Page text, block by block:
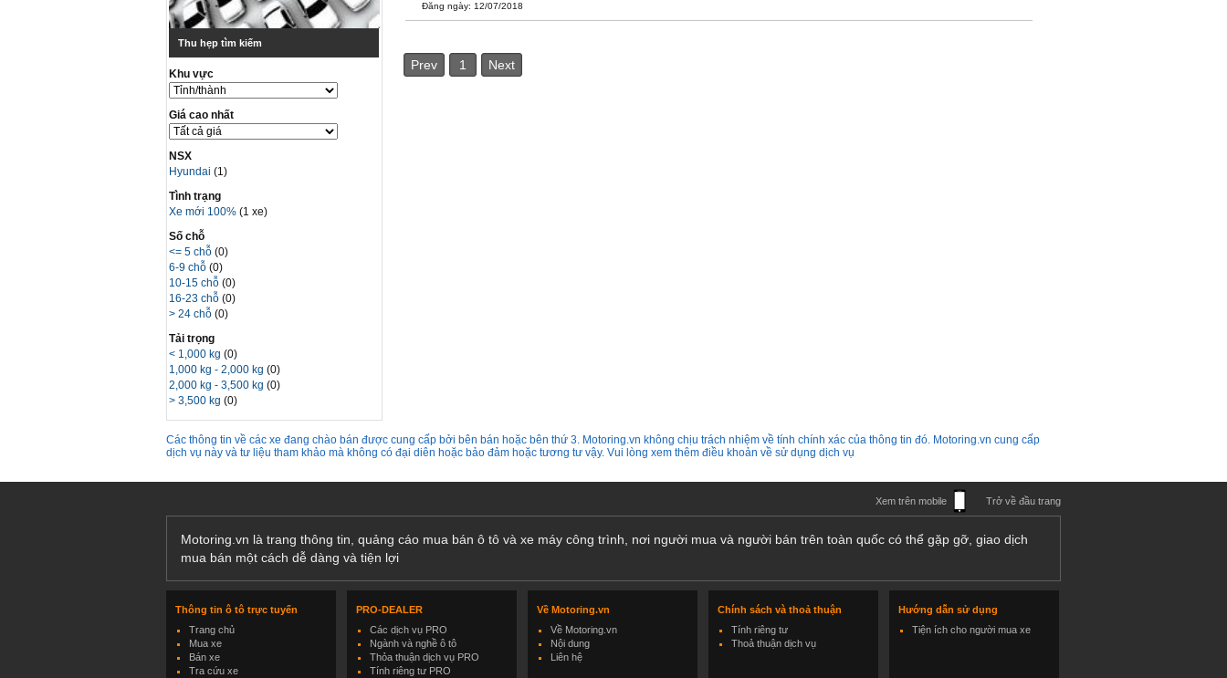
Thu hẹp tìm kiếm
Khu vực
Giá cao nhất
NSX
Hyundai(1)
Tình trạng
Xe mới 100% (1 xe)
Số chỗ
<= 5 chỗ(0)
6-9 chỗ(0)
10-15 chỗ(0)
16-23 chỗ(0)
> 24 chỗ(0)
Tải trọng
< 1,000 kg(0)
1,000 kg - 2,000 kg(0)
2,000 kg - 3,500 kg(0)
> 3,500 kg(0)
Đăng ngày: 12/07/2018
Prev 1 Next
Các thông tin về các xe đang chào bán được cung cấp bởi bên bán hoặc bên thứ 3. Motoring.vn không chịu trách nhiệm về tính chính xác của thông tin đó. Motoring.vn cung cấp
dịch vụ này và tư liệu tham khảo mà không có đại diên hoặc bảo đảm hoặc tương tư vậy. Vui lòng xem thêm điều khoản về sử dụng dịch vụ
Xem trên mobile Trở về đầu trang
Motoring.vn là trang thông tin, quảng cáo mua bán ô tô và xe máy công trình, nơi người mua và người bán trên toàn quốc có thể gặp gỡ, giao dịch
mua bán một cách dễ dàng và tiện lợi
Thông tin ô tô trực tuyến
Trang chủ
Mua xe
Bán xe
Tra cứu xe
PRO-DEALER
Các dịch vụ PRO
Ngành và nghề ô tô
Thỏa thuận dịch vụ PRO
Tính riêng tư PRO
Về Motoring.vn
Về Motoring.vn
Nội dung
Liên hệ
Chính sách và thoả thuận
Tính riêng tư
Thoả thuận dịch vụ
Hướng dẫn sử dụng
Tiện ích cho người mua xe